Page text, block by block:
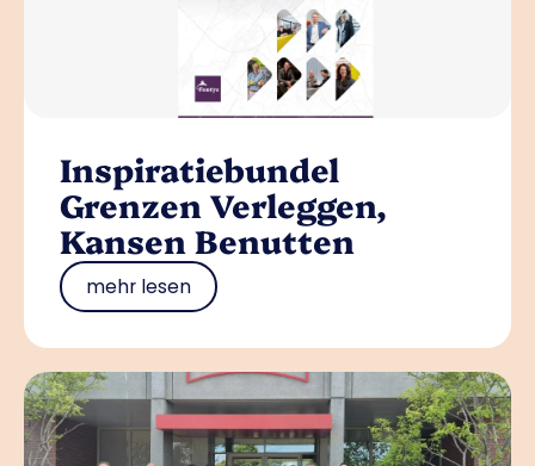
Inspiratiebundel
Grenzen Verleggen,
Kansen Benutten
mehr lesen